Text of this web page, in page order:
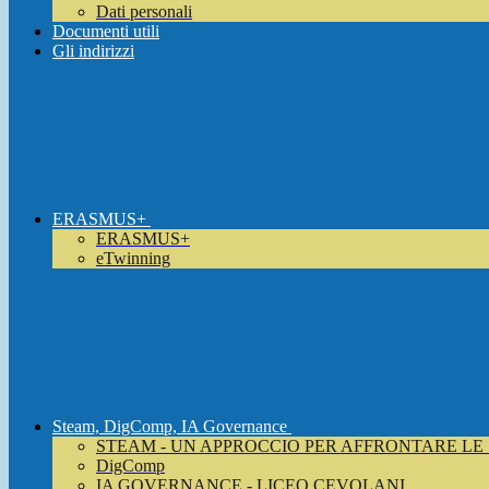
Dati personali
Documenti utili
Gli indirizzi
ERASMUS+
ERASMUS+
eTwinning
Steam, DigComp, IA Governance
STEAM - UN APPROCCIO PER AFFRONTARE
DigComp